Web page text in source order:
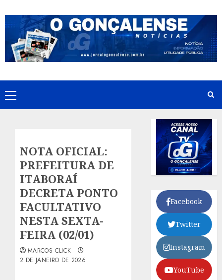
to
content
Primary
Menu
NOTA OFICIAL:
PREFEITURA DE
ITABORAÍ
DECRETA PONTO
FACULTATIVO
NESTA SEXTA-
FEIRA (02/01)
MARCOS CLICK
2 DE JANEIRO DE 2026
Facebook
Twitter
Instagram
YouTube